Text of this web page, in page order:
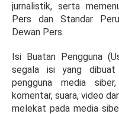
jurnalistik, serta
Pers dan Standar
Dewan Pers.
Isi Buatan Pengguna
segala isi yang
pengguna media
komentar, suara, video
melekat pada media